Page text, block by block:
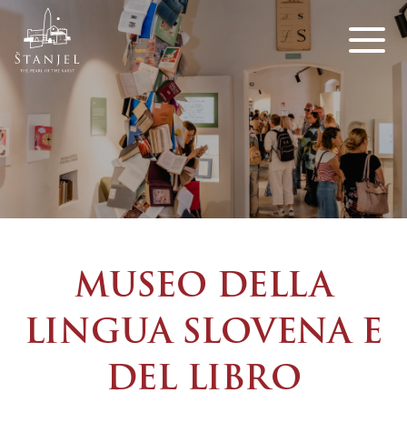
MUSEO DELLA
LINGUA SLOVENA E
DEL LIBRO